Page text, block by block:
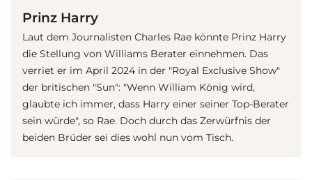
Prinz Harry
Laut dem Journalisten Charles Rae könnte Prinz Harry
die Stellung von Williams Berater einnehmen. Das
verriet er im April 2024 in der "Royal Exclusive Show"
der britischen "Sun": "Wenn William König wird,
glaubte ich immer, dass Harry einer seiner Top-Berater
sein würde", so Rae. Doch durch das Zerwürfnis der
beiden Brüder sei dies wohl nun vom Tisch.